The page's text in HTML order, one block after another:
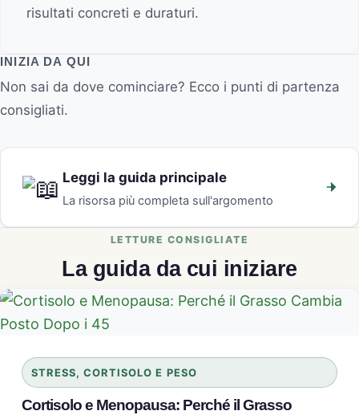
risultati concreti e duraturi.
INIZIA DA QUI
Non sai da dove cominciare? Ecco i punti di partenza
consigliati.
Leggi la guida principale
La risorsa più completa sull'argomento
La guida da cui iniziare
STRESS, CORTISOLO E PESO
Cortisolo e Menopausa: Perché il Grasso